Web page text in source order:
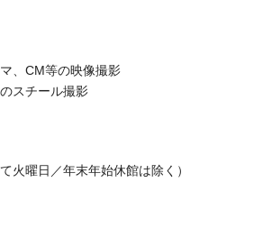
、CM等の映像撮影
スチール撮影
て火曜日／年末年始休館は除く）